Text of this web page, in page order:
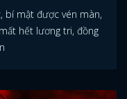
bí mật được vén màn,
hết lương tri, đồng